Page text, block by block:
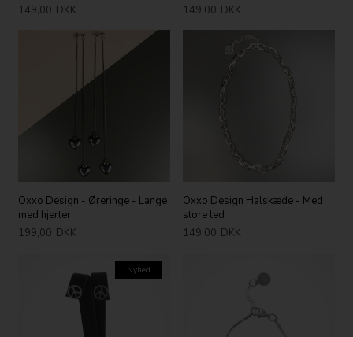
149,00 DKK
149,00 DKK
Oxxo Design - Øreringe - Lange
med hjerter
199,00 DKK
Oxxo Design Halskæde - Med
store led
149,00 DKK
Nyhed